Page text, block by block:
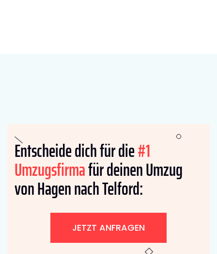
Entscheide dich für die#1
Umzugsfirmafür deinen Umzug
von Hagen nach Telford:
JETZT ANFRAGEN